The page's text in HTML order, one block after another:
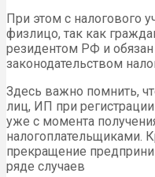
При этом с налогового
физлицо, так как
резидентом РФ и
законодательством
Здесь важно помнить,
лиц, ИП при регистрации
уже с момента
налогоплательщиками.
прекращение
ряде случаев